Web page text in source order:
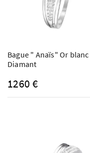
Bague " Anaïs" Or
Diamant
1260 €